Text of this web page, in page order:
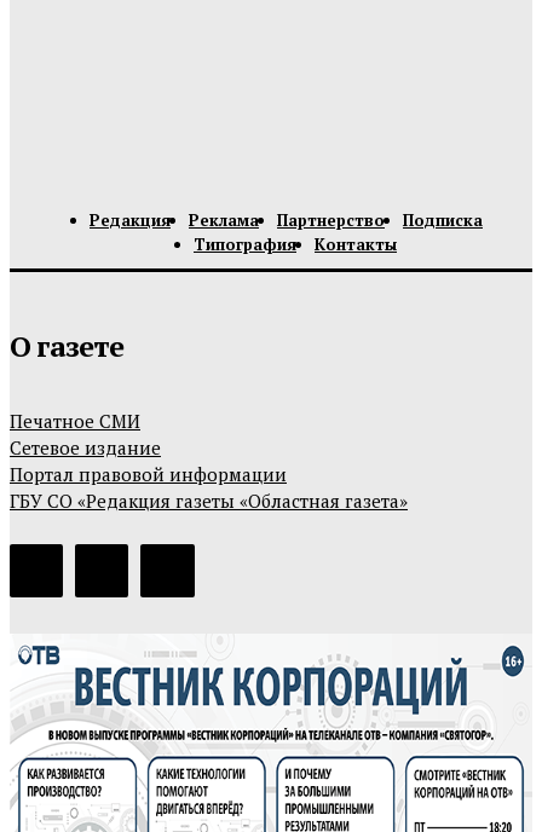
Редакция Реклама Партнерство
Подписка
Типография
Контакты
О газете
Печатное СМИ
Сетевое издание
Портал правовой информации
ГБУ СО «Редакция газеты «Областная газета»